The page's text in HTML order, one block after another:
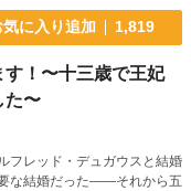
気に入り追加 1,819
！〜十三歳で王妃
た〜
フレッド・デュガウスと結婚
な結婚だった――それから五